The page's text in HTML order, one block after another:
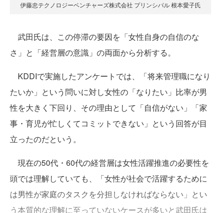
伊藤忠テクノロジーベンチャーズ株式会社 プリンシパル 根本愛子氏
武田氏は、この停滞の要因を「女性自身の自信のな
さ」と「経営層の意識」の両面から分析する。
KDDIで実施したアンケートでは、「将来管理職になり
たいか」という問いに対し女性の「なりたい」比率が男
性を大きく下回り、その理由として「自信がない」「家
事・育児が忙しくてコミットできない」という回答が目
立ったのだという。
現在の50代・60代の経営層は女性活躍推進の必要性を
頭では理解していても、「女性が社会で活躍するために
は男性が家庭のタスクを分担しなければならない」とい
う本質的な理解に至っていないケースが多いと武田氏は